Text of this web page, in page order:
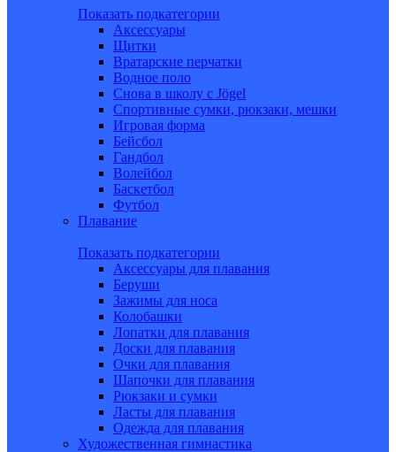
Показать подкатегории
Аксессуары
Щитки
Вратарские перчатки
Водное поло
Снова в школу c Jögel
Спортивные сумки, рюкзаки, мешки
Игровая форма
Бейсбол
Гандбол
Волейбол
Баскетбол
Футбол
Плавание
Показать подкатегории
Аксессуары для плавания
Беруши
Зажимы для носа
Колобашки
Лопатки для плавания
Доски для плавания
Очки для плавания
Шапочки для плавания
Рюкзаки и сумки
Ласты для плавания
Одежда для плавания
Художественная гимнастика